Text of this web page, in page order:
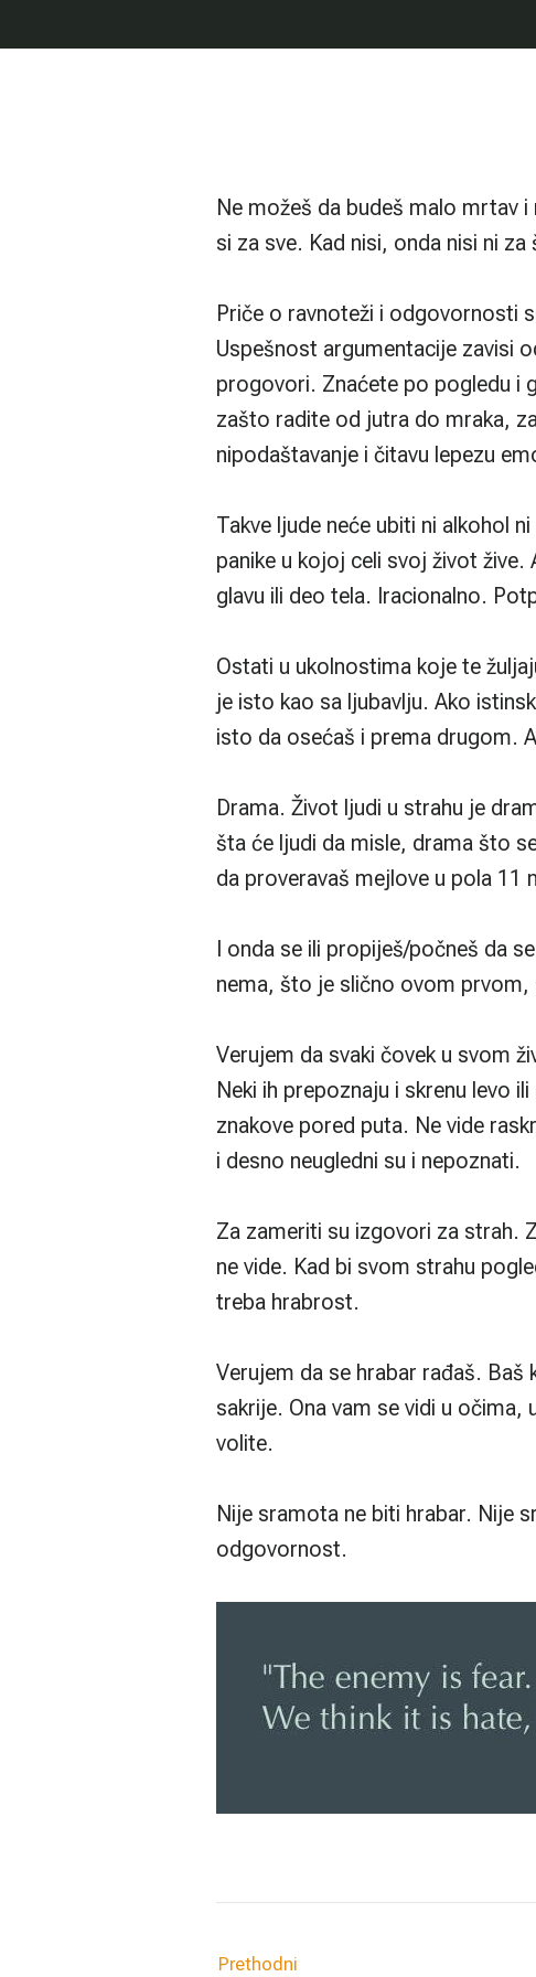
Ne možeš da budeš malo mrtav
si za sve. Kad nisi, onda nisi ni za
Priče o ravnoteži i odgovornosti
Uspešnost argumentacije zavisi
progovori. Znaćete po pogledu i
zašto radite od jutra do mraka,
nipodaštavanje i čitavu lepezu
Takve ljude neće ubiti ni alkohol
panike u kojoj celi svoj život
glavu ili deo tela. Iracionalno.
Ostati u ukolnostima koje te
je isto kao sa ljubavlju. Ako
isto da osećaš i prema drugom.
Drama. Život ljudi u strahu je
šta će ljudi da misle, drama što
da proveravaš mejlove u pola
I onda se ili propiješ/počneš da
nema, što je slično ovom
Verujem da svaki čovek u svom
Neki ih prepoznaju i skrenu levo
znakove pored puta. Ne vide
i desno neugledni su i nepoznati.
Za zameriti su izgovori za strah.
ne vide. Kad bi svom strahu
treba hrabrost.
Verujem da se hrabar rađaš.
sakrije. Ona vam se vidi u
volite.
Nije sramota ne biti hrabar. Nije
odgovornost.
Prethodni